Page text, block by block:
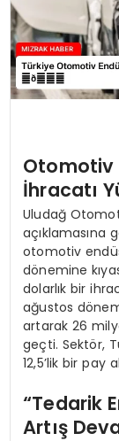
Otomotiv
İhracatı
Uludağ
açıklamasına
otomotiv
dönemine
dolarlık bir
ağustos
artarak 26
geçti. Sektör,
12,5’lik bir pay
“Tedarik
Artış